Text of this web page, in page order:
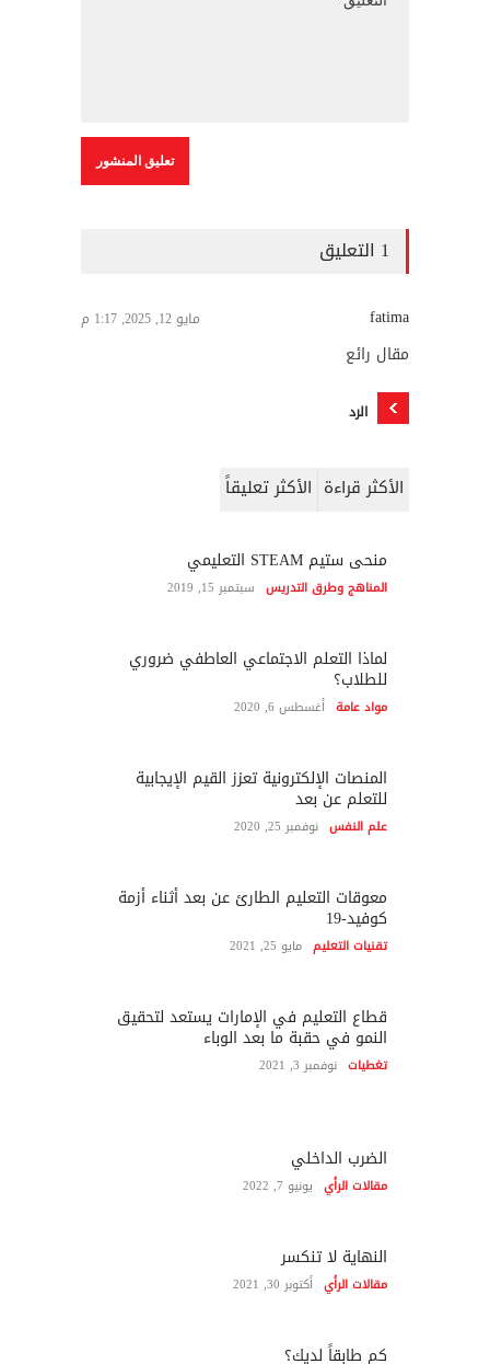
1 التعليق
fatima مايو 12, 2025, 1:17 م
مقال رائع
الرد
الأكثر قراءة الأكثر تعليقاً
منحى ستيم STEAM التعليمي
المناهج وطرق التدريس سبتمبر 15, 2019
لماذا التعلم الاجتماعي العاطفي ضروري
للطلاب؟
مواد عامة أغسطس 6, 2020
المنصات الإلكترونية تعزز القيم الإيجابية
للتعلم عن بعد
علم النفس نوفمبر 25, 2020
معوقات التعليم الطارئ عن بعد أثناء أزمة
كوفيد-19
تقنيات التعليم مايو 25, 2021
قطاع التعليم في الإمارات يستعد لتحقيق
النمو في حقبة ما بعد الوباء
تغطيات نوفمبر 3, 2021
الضرب الداخلي
مقالات الرأي يونيو 7, 2022
النهاية لا تنكسر
مقالات الرأي أكتوبر 30, 2021
كم طابقاً لديك؟